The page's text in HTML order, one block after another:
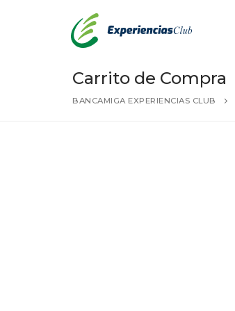
Carrito de Compra
BANCAMIGA EXPERIENCIAS CLUB